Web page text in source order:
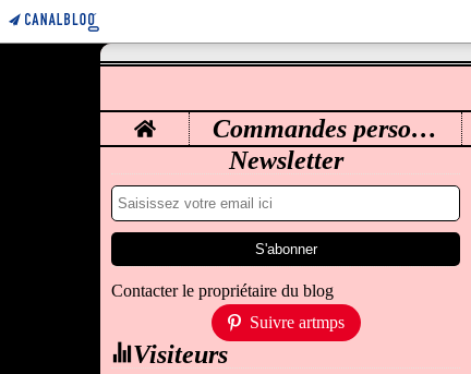
Home Commandes personnalisées
Newsletter
Contacter le propriétaire du blog
Suivre artmps
Visiteurs